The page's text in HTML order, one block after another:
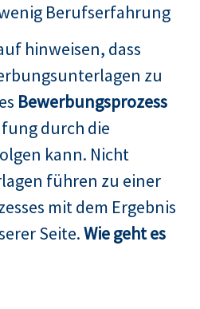
Berufserfahrung
hinweisen, dass
zu
Bewerbungsprozess
durch die
kann. Nicht
führen zu einer
mit dem Ergebnis
Seite.Wie geht es